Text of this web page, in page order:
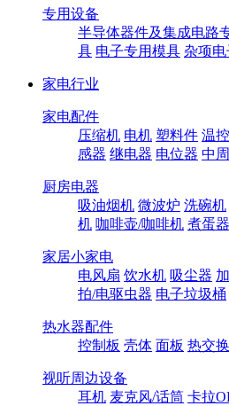
专用设备
半导体器件及集成电路
具 电子专用模具 杂项
家电行业
家电配件
压缩机 电机 塑料件 温
感器 继电器 电位器 中周
厨房电器
吸油烟机 微波炉 洗碗机
机 咖啡壶/咖啡机 煮蛋器
家居小家电
电风扇 饮水机 吸尘器
拍/电驱虫器 电子垃圾桶
热水器配件
控制板 壳体 面板 热交
视听周边设备
耳机 麦克风/话筒 卡拉